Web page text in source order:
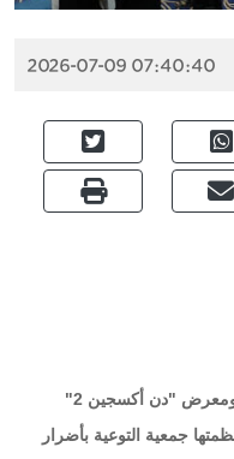
2026-07-09 07:40:40
أختتمت اليوم بمدينة جيزان فعاليات حملة ومعرض "دن أكسجين 2"
جمعية التوعية بأضرار